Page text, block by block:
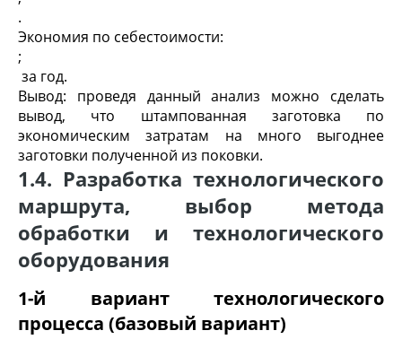
.
Экономия по себестоимости:
;
за год.
Вывод: проведя данный анализ можно сделать
вывод, что штампованная заготовка по
экономическим затратам на много выгоднее
заготовки полученной из поковки.
1.4. Разработка технологического
маршрута, выбор метода
обработки и технологического
оборудования
1-й вариант технологического
процесса (базовый вариант)